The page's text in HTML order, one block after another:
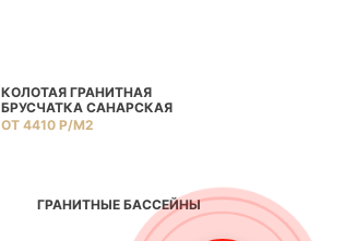
КОЛОТАЯ ГРАНИТНАЯ
БРУСЧАТКА САНАРСКАЯ
ОТ 4410 Р/М2
ГРАНИТНЫЕ БАССЕЙНЫ